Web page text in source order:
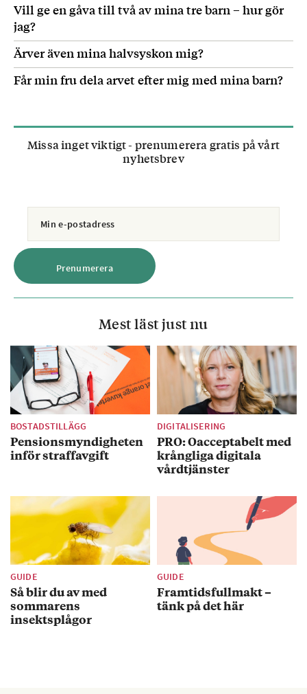
Vill ge en gåva till två av mina tre barn – hur gör
jag?
Ärver även mina halvsyskon mig?
Får min fru dela arvet efter mig med mina barn?
Missa inget viktigt - prenumerera gratis på vårt
nyhetsbrev
Mest läst just nu
BOSTADSTILLÄGG
Pensionsmyndigheten
inför straffavgift
DIGITALISERING
PRO: Oacceptabelt med
krångliga digitala
vårdtjänster
GUIDE
Så blir du av med
sommarens
insektsplågor
GUIDE
Framtidsfullmakt –
tänk på det här